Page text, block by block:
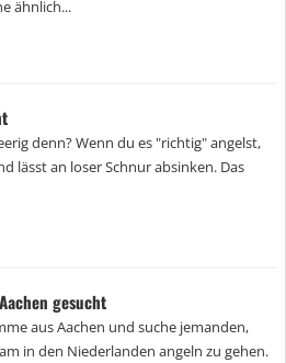
ähnlich...
denn? Wenn du es "richtig" angelst,
lässt an loser Schnur absinken. Das
gesucht
aus Aachen und suche jemanden,
in den Niederlanden angeln zu gehen.